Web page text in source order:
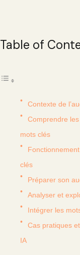
Table of
Contexte de
Comprendre
mots clés
clés
Préparer son
Analyser et
Intégrer les
Cas pratiques
IA